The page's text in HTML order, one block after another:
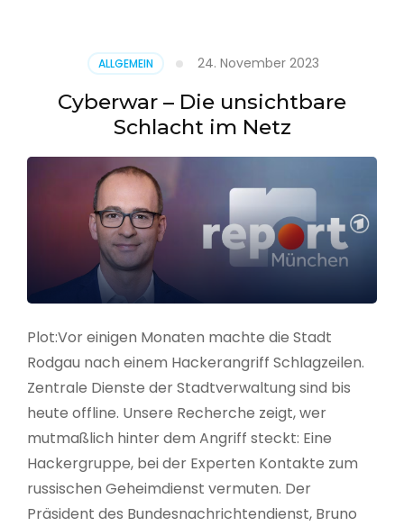
ALLGEMEIN 24. November 2023
Cyberwar – Die unsichtbare
Schlacht im Netz
Plot:Vor einigen Monaten machte die Stadt
Rodgau nach einem Hackerangriff Schlagzeilen.
Zentrale Dienste der Stadtverwaltung sind bis
heute offline. Unsere Recherche zeigt, wer
mutmaßlich hinter dem Angriff steckt: Eine
Hackergruppe, bei der Experten Kontakte zum
russischen Geheimdienst vermuten. Der
Präsident des Bundesnachrichtendienst, Bruno